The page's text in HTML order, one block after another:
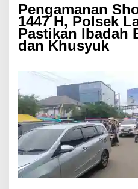
Pengamanan
1447 H, Polsek
Pastikan Ibadah
dan Khusyuk